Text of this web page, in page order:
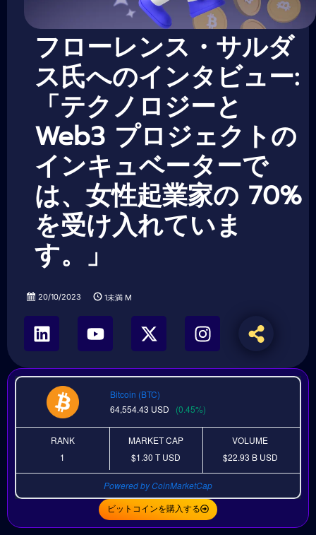
フローレンス・サルダ
ス氏へのインタビュー:
「テクノロジーと
Web3 プロジェクトの
インキュベーターで
は、女性起業家の 70%
を受け入れていま
す。」
20/10/2023 1未満 M
Bitcoin (BTC)
64,554.43 USD (0.45%)
RANK
1
MARKET CAP
$1.30 TUSD
VOLUME
$22.93 B USD
Powered by CoinMarketCap
ビットコインを購入する